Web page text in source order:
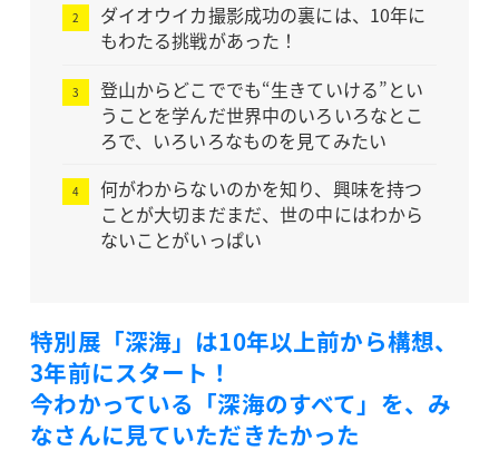
ダイオウイカ撮影成功の裏には、10年に
もわたる挑戦があった！
登山からどこででも“生きていける”とい
うことを学んだ世界中のいろいろなとこ
ろで、いろいろなものを見てみたい
何がわからないのかを知り、興味を持つ
ことが大切まだまだ、世の中にはわから
ないことがいっぱい
特別展「深海」は10年以上前から構想、
3年前にスタート！
今わかっている「深海のすべて」を、み
なさんに見ていただきたかった